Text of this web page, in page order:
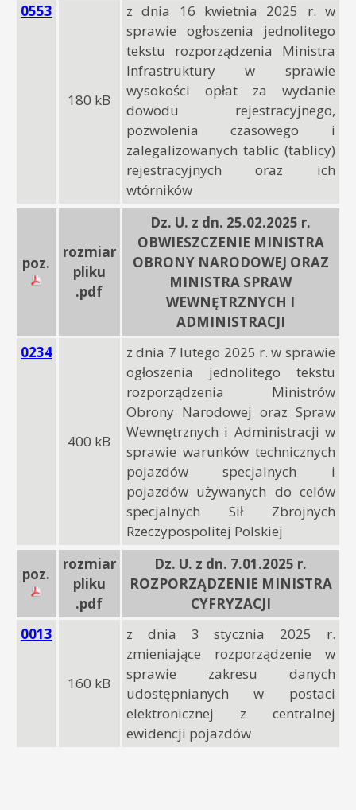
0553
180 kB
z dnia 16 kwietnia 2025 r. w
sprawie ogłoszenia jednolitego
tekstu rozporządzenia Ministra
Infrastruktury w sprawie
wysokości opłat za wydanie
dowodu rejestracyjnego,
pozwolenia czasowego i
zalegalizowanych tablic (tablicy)
rejestracyjnych oraz ich
wtórników
poz.
rozmiar
pliku
.pdf
Dz. U. z dn. 25.02.2025 r.
OBWIESZCZENIE MINISTRA
OBRONY NARODOWEJ ORAZ
MINISTRA SPRAW
WEWNĘTRZNYCH I
ADMINISTRACJI
0234
400 kB
z dnia 7 lutego 2025 r. w sprawie
ogłoszenia jednolitego tekstu
rozporządzenia Ministrów
Obrony Narodowej oraz Spraw
Wewnętrznych i Administracji w
sprawie warunków technicznych
pojazdów specjalnych i
pojazdów używanych do celów
specjalnych Sił Zbrojnych
Rzeczypospolitej Polskiej
poz.
rozmiar
pliku
.pdf
Dz. U. z dn. 7.01.2025 r.
ROZPORZĄDZENIE MINISTRA
CYFRYZACJI
0013
160 kB
z dnia 3 stycznia 2025 r.
zmieniające rozporządzenie w
sprawie zakresu danych
udostępnianych w postaci
elektronicznej z centralnej
ewidencji pojazdów